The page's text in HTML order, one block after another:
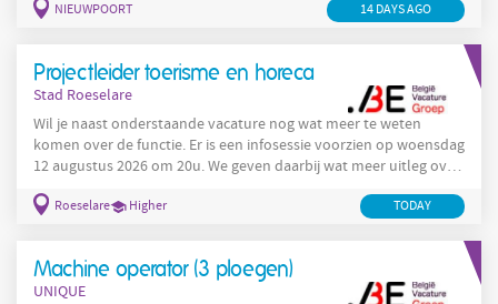
organisatie ? Dan is de rol van assistent winkelverantwoordelijke
winkelverantwoordelijke bij
NIEUWPOORT 14 DAYS AGO
Projectleider toerisme en horeca
Stad Roeselare
Wil je naast onderstaande vacature nog wat meer te weten
komen over de functie. Er is een infosessie voorzien op woensdag
12 augustus 2026 om 20u. We geven daarbij wat meer uitleg over
andere functie: projectleider communicatie en
retailbeleving
kan
p=shMSHyyvbQ64kzU8wG Anoniem deelnemen aan deze
Roeselare Higher TODAY
Machine operator (3 ploegen)
UNIQUE